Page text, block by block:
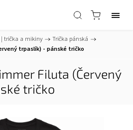
trička a mikiny / Trička pánská /
trpaslík) - pánské tričko
Filuta (Červený
tričko